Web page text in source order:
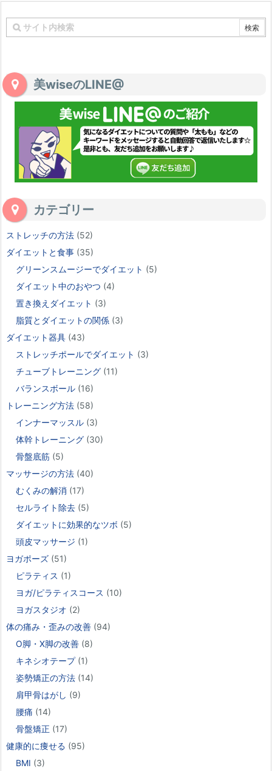
美wiseのLINE@
カテゴリー
ストレッチの方法 (52)
ダイエットと食事 (35)
グリーンスムージーでダイエット (5)
ダイエット中のおやつ (4)
置き換えダイエット (3)
脂質とダイエットの関係 (3)
ダイエット器具 (43)
ストレッチポールでダイエット (3)
チューブトレーニング (11)
バランスボール (16)
トレーニング方法 (58)
インナーマッスル (3)
体幹トレーニング (30)
骨盤底筋 (5)
マッサージの方法 (40)
むくみの解消 (17)
セルライト除去 (5)
ダイエットに効果的なツボ (5)
頭皮マッサージ (1)
ヨガポーズ (51)
ピラティス (1)
ヨガ/ピラティスコース (10)
ヨガスタジオ (2)
体の痛み・歪みの改善 (94)
O脚・X脚の改善 (8)
キネシオテープ(1)
姿勢矯正の方法 (14)
肩甲骨はがし (9)
腰痛 (14)
骨盤矯正 (17)
健康的に痩せる (95)
BMI (3)